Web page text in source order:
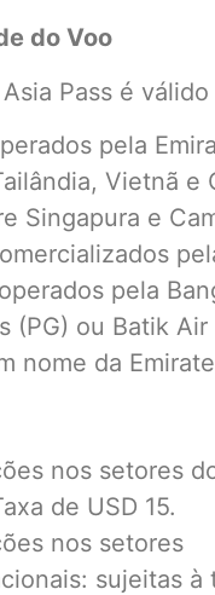
do Voo
Pass é válido
pela
Vietnã e
Singapura e
pela
(PG) ou Batik Air
nome da
nos setores
de USD 15.
nos setores
sujeitas à